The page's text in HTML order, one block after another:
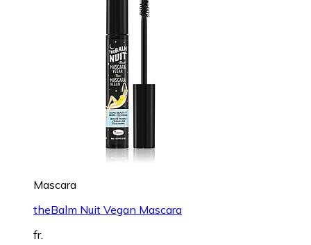
Mascara
theBalm Nuit Vegan Mascara
fr.